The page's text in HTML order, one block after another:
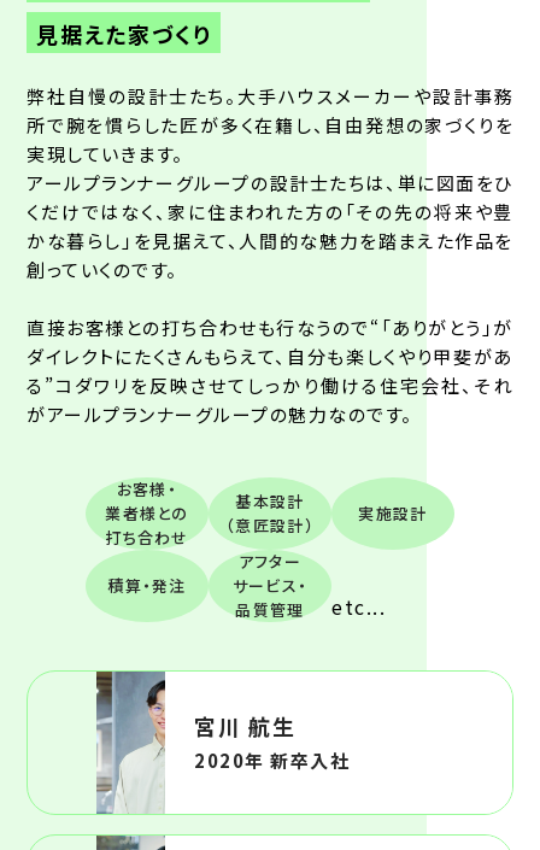
見据えた家づくり
弊社自慢の設計士たち。大手ハウスメーカーや設計事務
所で腕を慣らした匠が多く在籍し、自由発想の家づくりを
実現していきます。
アールプランナーグループの設計士たちは、単に図面をひ
くだけではなく、家に住まわれた方の「その先の将来や豊
かな暮らし」を見据えて、人間的な魅力を踏まえた作品を
創っていくのです。
直接お客様との打ち合わせも行なうので“「ありがとう」が
ダイレクトにたくさんもらえて、自分も楽しくやり甲斐があ
る”コダワリを反映させてしっかり働ける住宅会社、それ
がアールプランナーグループの魅力なのです。
お客様・
業者様との
打ち合わせ
基本設計
（意匠設計）
実施設計
積算・発注
アフター
サービス・
品質管理
etc...
宮川 航生
2020年 新卒入社